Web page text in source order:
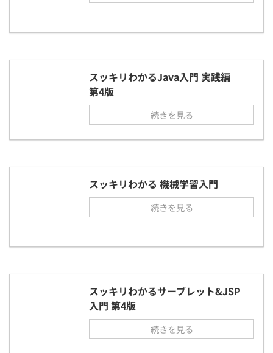
スッキリわかるJava入門 実践編
第4版
続きを見る
スッキリわかる 機械学習入門
続きを見る
スッキリわかるサーブレット&JSP
入門 第4版
続きを見る